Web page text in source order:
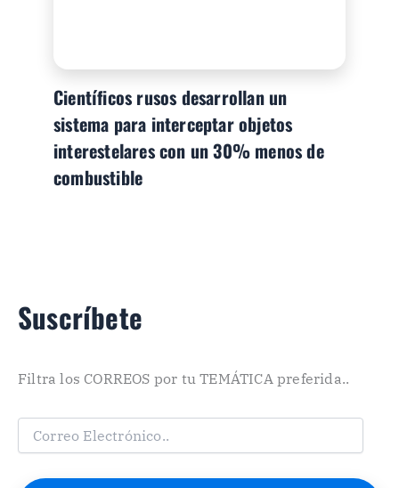
Científicos rusos desarrollan un
sistema para interceptar objetos
interestelares con un 30% menos de
combustible
Suscríbete
Filtra los CORREOS por tu TEMÁTICA preferida..
C